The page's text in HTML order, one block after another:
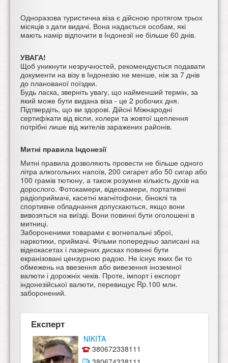
Одноразова туристична віза є дійсною протягом трьох
місяців з дати видачі. Вона надається особам, які
мають намір відпочити в Індонезії не більше 60 днів.
УВАГА!
Щоб уникнути незручностей, рекомендується подавати
документи на візу в Індонезію не менше, ніж за 7 днів
до планованої поїздки.
Будь ласка, зверніть увагу, що найменший термін, за
який може бути видана віза - це 2 робочих дня.
Підтвердіть, що ви здорові. Дійсні Міжнародні
сертифікати від віспи, холери та жовтої щеплення
потрібні лише від жителів заражених районів.
Митні правила Індонезії
Митні правила дозволяють провести не більше одного
літра алкогольних напоїв, 200 сигарет або 50 сигар або
100 грамів тютюну, а також розумне кількість духів на
дорослого. Фотокамери, відеокамери, портативні
радіоприймачі, касетні магнітофони, біноклі та
спортивне обладнання допускаються, якщо вони
вивозяться на виїзді. Вони повинні бути оголошені в
митниці.
Забороненими товарами є вогнепальні зброї,
наркотики, приймачі. Фільми попередньо записані на
відеокасетах і лазерних дисках повинні бути
екранізовані цензурною радою. Не існує яких би то
обмежень на ввезення або вивезення іноземної
валюти і дорожніх чеків. Проте, імпорт і експорт
індонезійської валюти, перевищує Rp.100 млн.
заборонений.
Експерт
NIKITA
380672338111